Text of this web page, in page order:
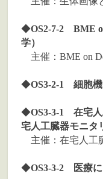
◆OS2-7-2 BME
学）
主催：BME on
◆OS3-2-1 細胞
◆OS3-3-1 在宅
宅人工臓器モニタ
主催：在宅人工
◆OS3-3-2 医療